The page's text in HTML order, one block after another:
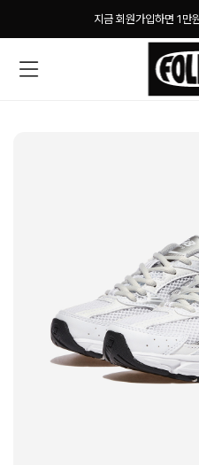
지금 회원가입하면 1만